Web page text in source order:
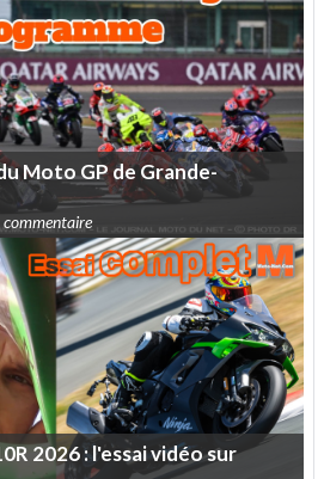
MotoGPdeGrande-
commentaire
2026:l'essaividéosur